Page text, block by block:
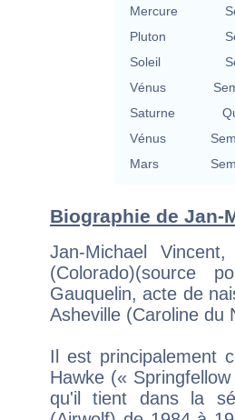
Mercure
Pluton
Soleil
Vénus
Saturne
Vénus
Mars
Biographie de Jan-
Jan-Michael
(Colorado)(source
Gauquelin, acte de
Asheville (Caroline du
Il est principalement
Hawke («
qu'il tient dans la